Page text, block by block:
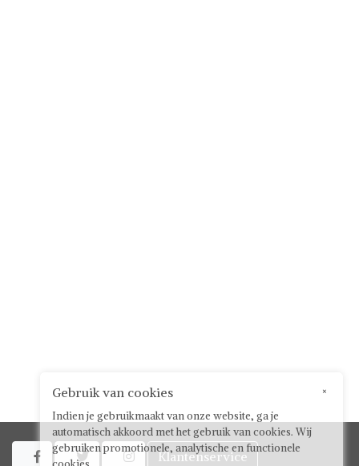
   Klantenservice
×
Gebruik van cookies
Indien je gebruikmaakt van onze website, ga je
automatisch akkoord met het gebruik van cookies. Wij
gebruiken promotionele, analytische en functionele